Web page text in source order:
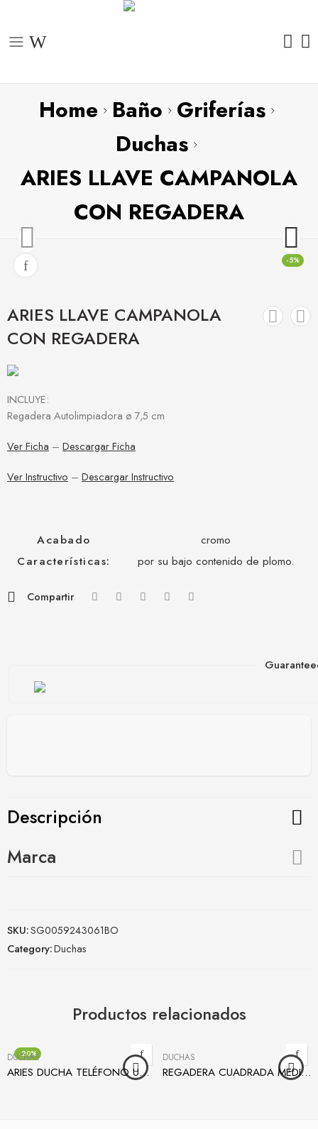
Home Baño Griferías
Duchas
ARIES LLAVE CAMPANOLA
CON REGADERA
-5%
ARIES LLAVE CAMPANOLA
CON REGADERA
INCLUYE:
Regadera Autolimpiadora ø 7,5 cm
Ver Ficha – Descargar Ficha
Ver Instructivo – Descargar Instructivo
Acabado
cromo
Características:
por su bajo contenido de plomo.
Compartir
Descripción
Marca
SKU:SG0059243061BO
Category:Duchas
Productos relacionados
-20%
DUCHAS
ARIES DUCHA TELÉFONO UNA LLAVE
DUCHAS
REGADERA CUADRADA MEDIUM ABS 10 CM CON BRAZO DE DUCHA